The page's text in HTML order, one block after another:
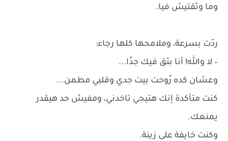
وما وثقتيش فيا.
ردّت بسرعة، وملامحها كلها رجاء:
– لا والله! أنا بثق فيك جدًا...
وعشان كده رُوحت بيت جدي وقلبي مطمن...
كنت متأكدة إنك هتيجي تاخدني، ومفيش حد هيقدر
يمنعك.
وكنت خايفة على زينة.